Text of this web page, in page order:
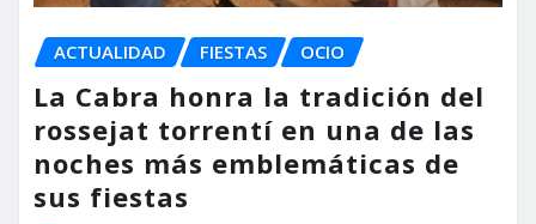
ACTUALIDAD FIESTAS OCIO
La Cabra honra la tradición del
rossejat torrentí en una de las
noches más emblemáticas de
sus fiestas